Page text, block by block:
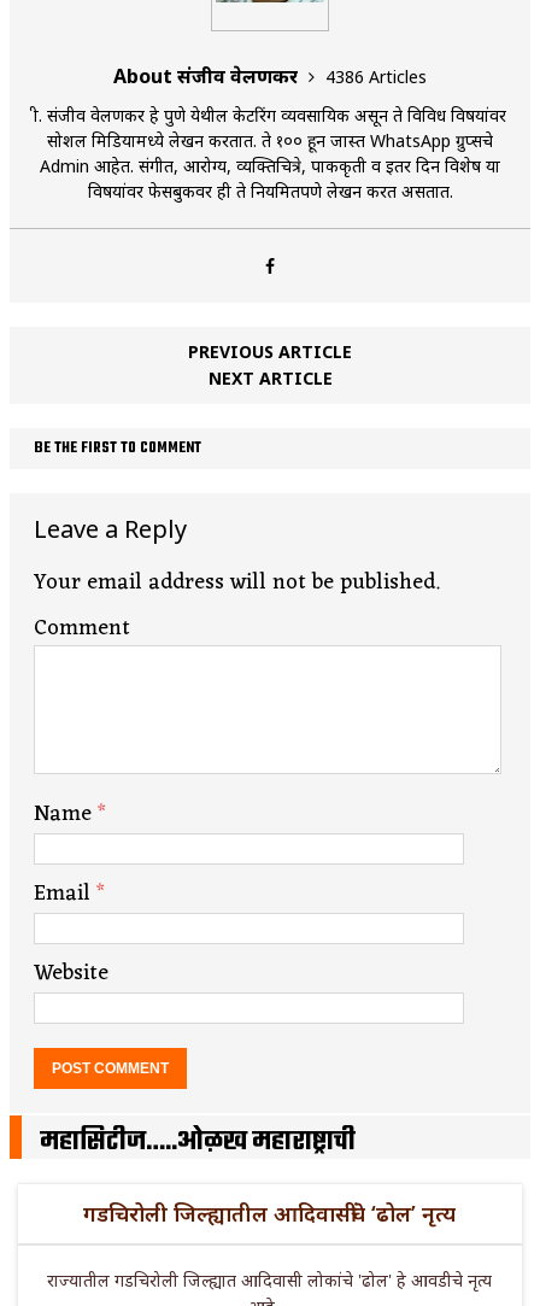
About संजीव वेलणकर
4386 Articles
श्री. संजीव वेलणकर हे पुणे येथील केटरिंग व्यवसायिक असून ते विविध विषयांवर
सोशल मिडियामध्ये लेखन करतात. ते १०० हून जास्त WhatsApp ग्रुप्सचे
Admin आहेत. संगीत, आरोग्य, व्यक्तिचित्रे, पाककृती व इतर दिन विशेष या
विषयांवर फेसबुकवर ही ते नियमितपणे लेखन करत असतात.
PREVIOUS ARTICLE
NEXT ARTICLE
BE THE FIRST TO COMMENT
Leave a Reply
Your email address will not be published.
Comment
Name*
Email*
Website
महासिटीज…..ओळख महाराष्ट्राची
गडचिरोली जिल्ह्यातील आदिवासींचे ‘ढोल’ नृत्य
राज्यातील गडचिरोली जिल्ह्यात आदिवासी लोकांचे 'ढोल' हे आवडीचे नृत्य